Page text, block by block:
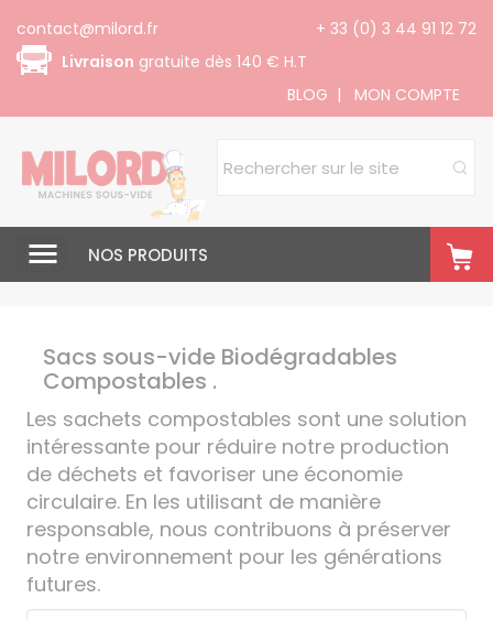
+ 33 (0) 3 44 91 12 72
contact@milord.fr
Livraison gratuite dès 140 € H.T
BLOG | MON COMPTE
NOS PRODUITS
Sacs sous-vide Biodégradables
Compostables .
Les sachets compostables sont une solution
intéressante pour réduire notre production
de déchets et favoriser une économie
circulaire. En les utilisant de manière
responsable, nous contribuons à préserver
notre environnement pour les générations
futures.